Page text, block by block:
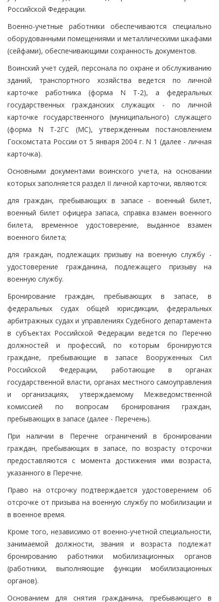
Российской Федерации.
Военно-учетные работники обеспечиваются специально
оборудованными помещениями и металлическими шкафами
(сейфами), обеспечивающими сохранность документов.
Воинский учет судей, персонала по охране и обслуживанию
зданий, транспортного хозяйства ведется по личной
карточке работника (форма N Т-2), а федеральных
государственных гражданских служащих - по личной
карточке государственного (муниципального) служащего
(форма N Т-2ГС (МС), утвержденным постановлением
Госкомстата России от 5 января 2004 г. N 1 (далее - личная
карточка).
Основными документами воинского учета, на основании
которых заполняется раздел II личной карточки, являются:
для граждан, пребывающих в запасе - военный билет,
военный билет офицера запаса, справка взамен военного
билета, временное удостоверение, выданное взамен
военного билета;
для граждан, подлежащих призыву на военную службу -
удостоверение гражданина, подлежащего призыву на
военную службу.
Бронирование граждан, пребывающих в запасе, в
федеральных судах общей юрисдикции, федеральных
арбитражных судах и управлениях Судебного департамента
в субъектах Российской Федерации ведется по Перечню
должностей и профессий, по которым бронируются
граждане, пребывающие в запасе Вооруженных Сил
Российской Федерации, работающие в органах
государственной власти, органах местного самоуправления
и организациях, утверждаемому Межведомственной
комиссией по вопросам бронирования граждан,
пребывающих в запасе (далее - Перечень).
При наличии в Перечне ограничений в бронировании
граждан, пребывающих в запасе, по возрасту отсрочки
предоставляются с момента достижения ими возраста,
указанного в Перечне.
Право на отсрочку подтверждается удостоверением об
отсрочке от призыва на военную службу по мобилизации и
в военное время.
Кроме того, независимо от военно-учетной специальности,
занимаемой должности, звания и возраста подлежат
бронированию работники мобилизационных органов
(работники, выполняющие функции мобилизационных
органов).
Основанием для снятия гражданина, пребывающего в